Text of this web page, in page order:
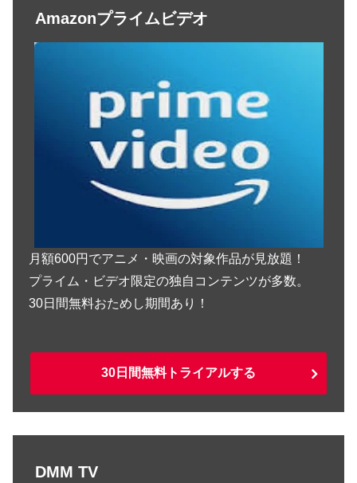
Amazonプライムビデオ
月額600円でアニメ・映画の対象作品が見放題！
プライム・ビデオ限定の独自コンテンツが多数。
30日間無料おためし期間あり！
30日間無料トライアルする
DMM TV